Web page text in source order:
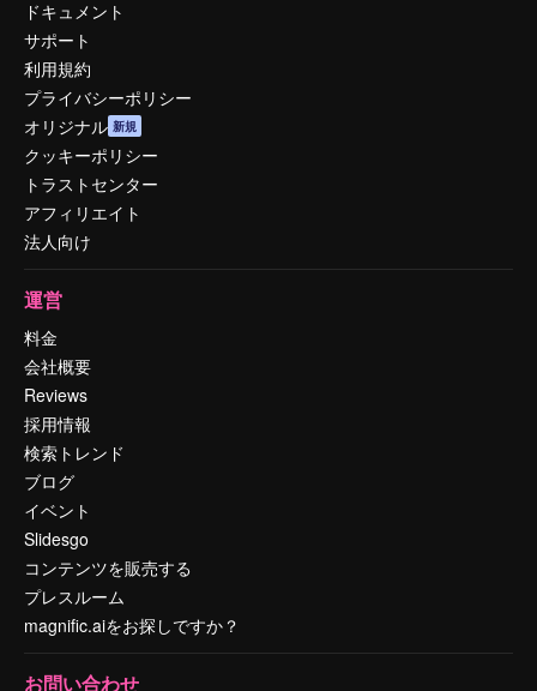
ドキュメント
サポート
利用規約
プライバシーポリシー
オリジナル 新規
クッキーポリシー
トラストセンター
アフィリエイト
法人向け
運営
料金
会社概要
Reviews
採用情報
検索トレンド
ブログ
イベント
Slidesgo
コンテンツを販売する
プレスルーム
magnific.aiをお探しですか？
お問い合わせ